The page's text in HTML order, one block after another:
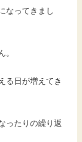
なってきまし
。
る日が増えてき
ったりの繰り返